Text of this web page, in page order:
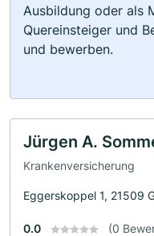
Ausbildung oder als
Quereinsteiger und
und bewerben.
Jürgen A.
Krankenversicherung
Eggerskoppel 1, 21509
0.0 (0